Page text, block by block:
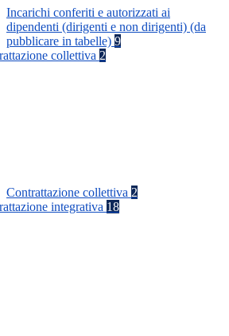
Incarichi conferiti e autorizzati ai
dipendenti (dirigenti e non dirigenti) (da
pubblicare in tabelle) 9
collettiva 2
Contrattazione collettiva 2
integrativa 18